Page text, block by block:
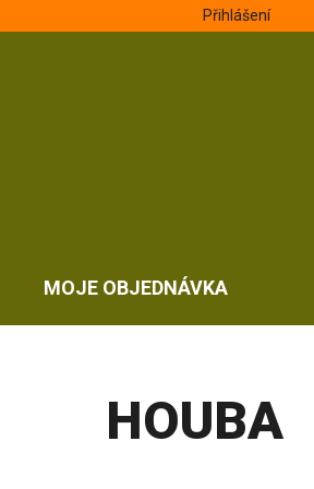
Přihlášení
MOJE OBJEDNÁVKA
HOUBA